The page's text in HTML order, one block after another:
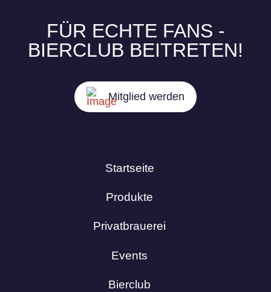
Startseite
Produkte
Privatbrauerei
Events
Bierclub
FÜR ECHTE FANS -
BIERCLUB BEITRETEN!
Mitglied werden